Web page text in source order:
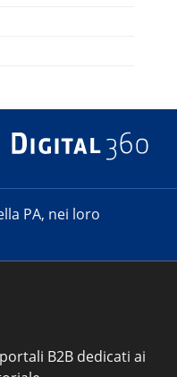
PA, nei loro
B2B dedicati ai